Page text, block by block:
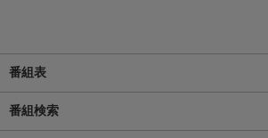
番組表
番組検索